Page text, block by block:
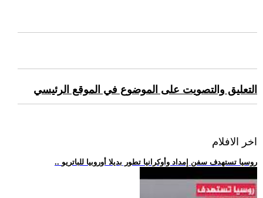
التعليق والتصويت على الموضوع في الموقع الرئيسي
اخر الافلام
.. روسيا تستهدف سفن إمداد وأوكرانيا تطور بديلا أوروبيا للباتريو